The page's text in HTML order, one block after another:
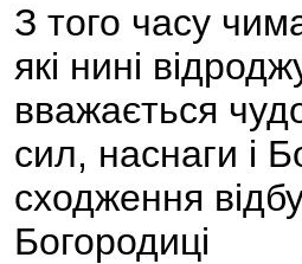
З того часу
які нині
вважається
сил, наснаги і
сходження
Богородиці